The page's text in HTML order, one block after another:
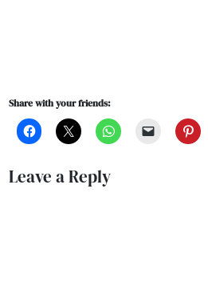
Share with your friends:
Leave a Reply